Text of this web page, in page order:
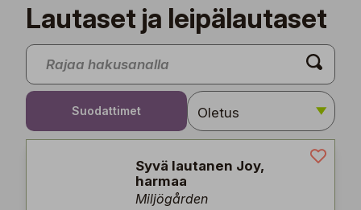
Lautaset ja leipälautaset
Suodattimet
Syvä lautanen Joy,
harmaa
Miljögården